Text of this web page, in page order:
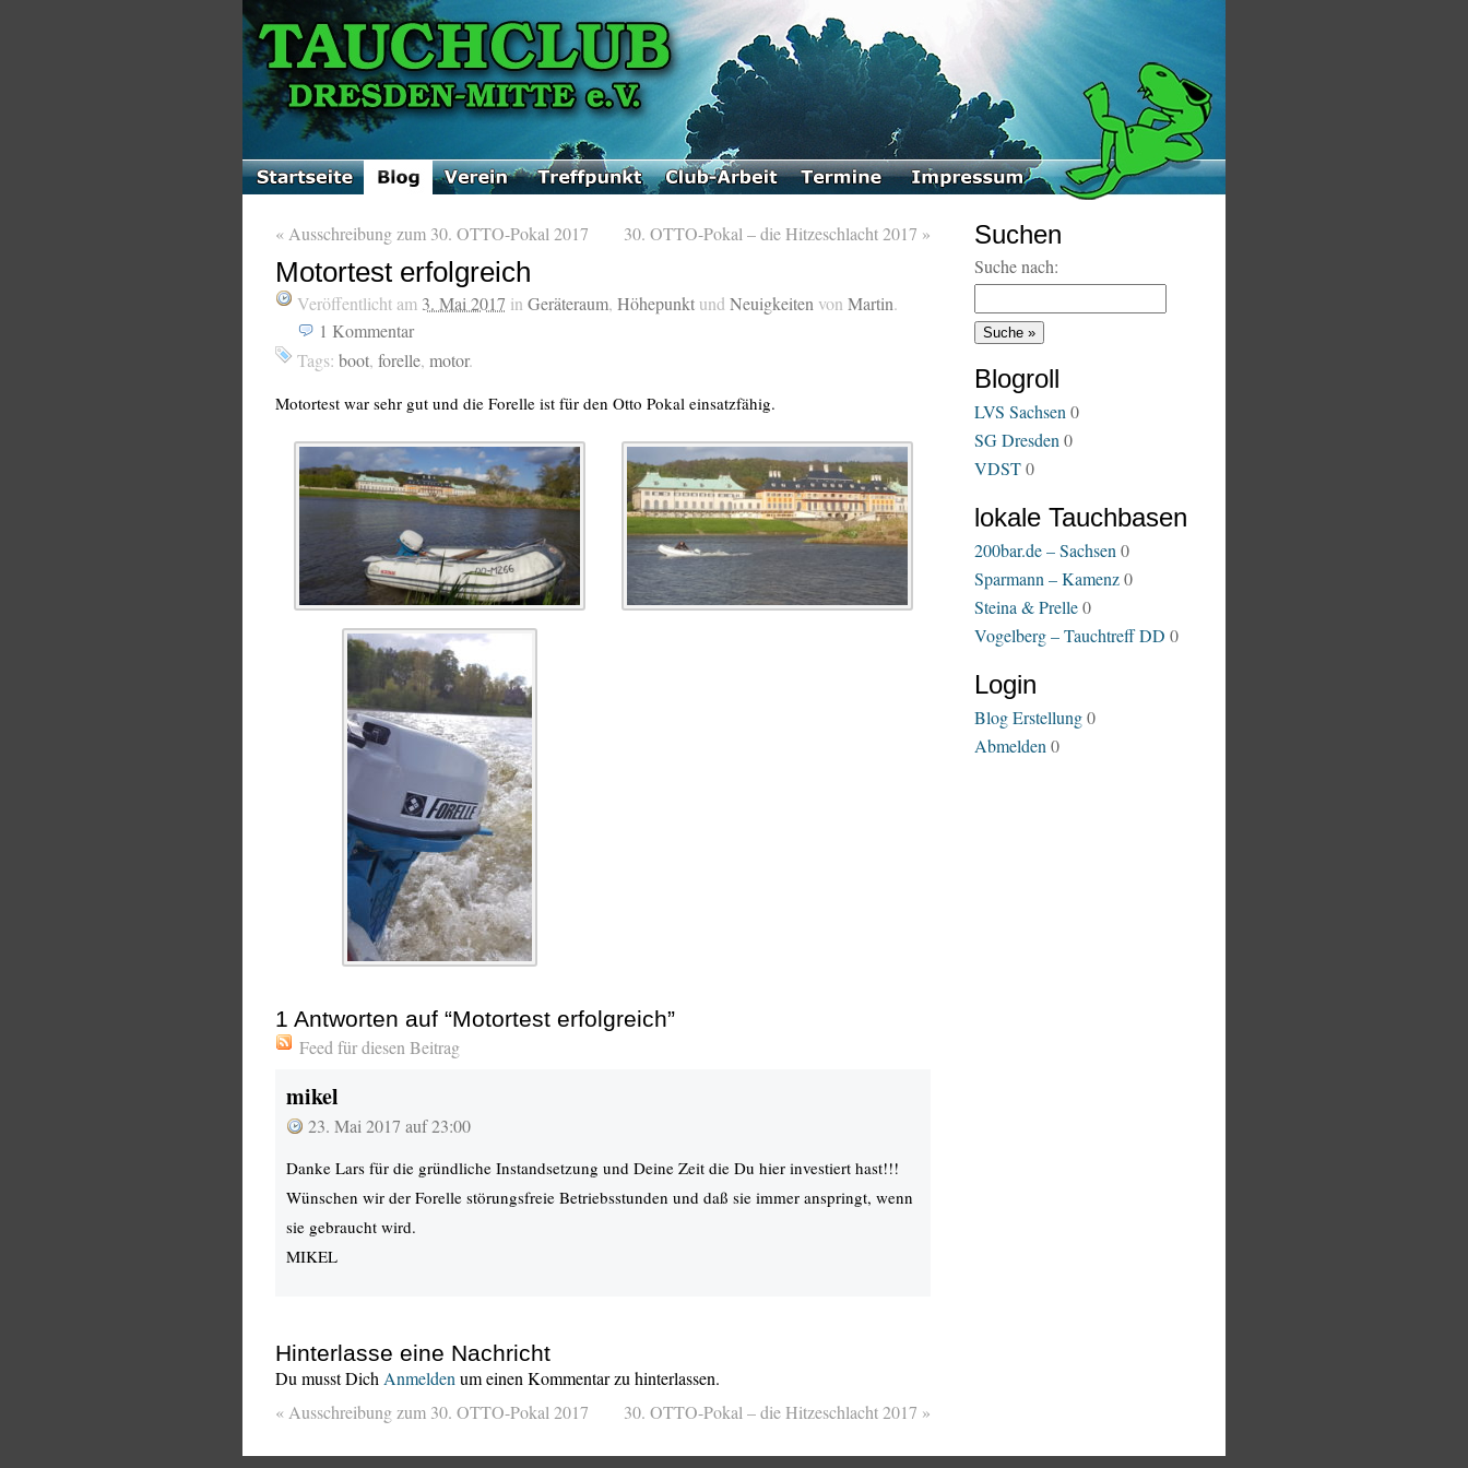
« Ausschreibung zum 30. OTTO-Pokal 2017 30. OTTO-Pokal – die Hitzeschlacht 2017 »
Motortest erfolgreich
Veröffentlicht am 3. Mai 2017 in Geräteraum, Höhepunkt und Neuigkeiten von Martin.
1 Kommentar
Tags: boot, forelle, motor.
Motortest war sehr gut und die Forelle ist für den Otto Pokal einsatzfähig.
1 Antworten auf “Motortest erfolgreich”
Feed für diesen Beitrag
mikel
23. Mai 2017 auf 23:00
Danke Lars für die gründliche Instandsetzung und Deine Zeit die Du hier investiert hast!!!
Wünschen wir der Forelle störungsfreie Betriebsstunden und daß sie immer anspringt, wenn
sie gebraucht wird.
MIKEL
Hinterlasse eine Nachricht
Du musst Dich Anmelden um einen Kommentar zu hinterlassen.
« Ausschreibung zum 30. OTTO-Pokal 2017 30. OTTO-Pokal – die Hitzeschlacht 2017 »
Suchen
Suche nach:
Blogroll
LVS Sachsen 0
SG Dresden 0
VDST0
lokale Tauchbasen
200bar.de – Sachsen 0
Sparmann – Kamenz0
Steina & Prelle0
Vogelberg – Tauchtreff DD 0
Login
Blog Erstellung0
Abmelden 0